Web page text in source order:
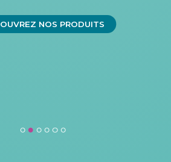
NOS PRODUITS